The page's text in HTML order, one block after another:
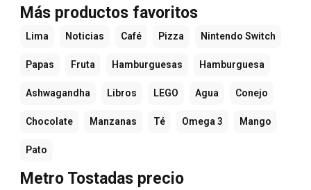
Más productos favoritos
Lima Noticias Café Pizza Nintendo Switch
Papas Fruta Hamburguesas Hamburguesa
Ashwagandha Libros LEGO Agua Conejo
Chocolate Manzanas Té Omega 3 Mango
Pato
Metro Tostadas precio